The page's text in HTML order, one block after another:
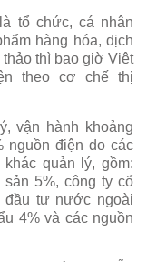
tổ chức, cá nhân
hàng hóa, dịch
thì bao giờ Việt
theo cơ chế thị
vận hành khoảng
nguồn điện do các
quản lý, gồm:
5%, công ty cổ
đầu tư nước ngoài
4% và các nguồn